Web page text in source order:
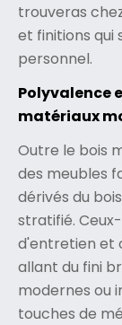
trouveras
et finitions qui
personnel.
Polyvalence
matériaux
Outre le bois
des meubles
dérivés du
stratifié.
d'entretien et
allant du fini
modernes ou
touches de